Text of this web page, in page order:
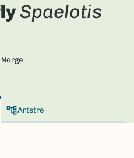
Spaelotis
Artstre